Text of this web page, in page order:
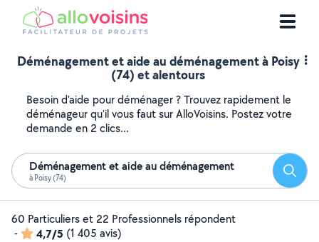
Déménagement et aide au déménagement à Poisy
(74) et alentours
Besoin d'aide pour déménager ? Trouvez rapidement le
déménageur qu'il vous faut sur AlloVoisins. Postez votre
demande en 2 clics...
Déménagement et aide au déménagement
à Poisy (74)
60 Particuliers et 22 Professionnels répondent
-
4,7/5 (1 405 avis)